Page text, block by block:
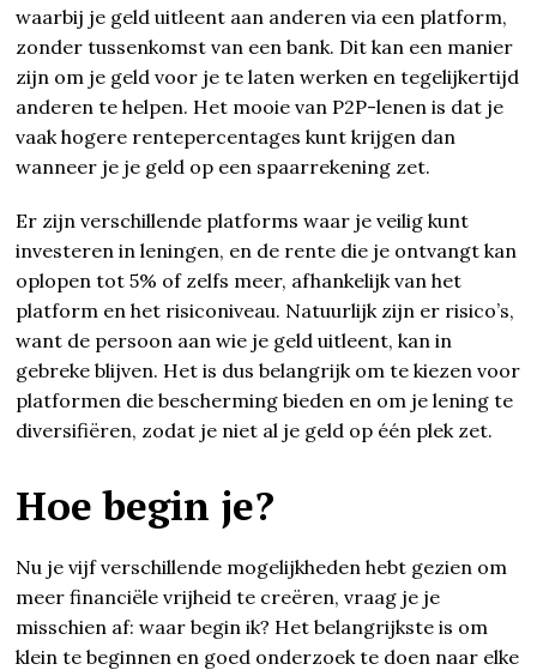
waarbij je geld uitleent aan anderen via een platform,
zonder tussenkomst van een bank. Dit kan een manier
zijn om je geld voor je te laten werken en tegelijkertijd
anderen te helpen. Het mooie van P2P-lenen is dat je
vaak hogere rentepercentages kunt krijgen dan
wanneer je je geld op een spaarrekening zet.
Er zijn verschillende platforms waar je veilig kunt
investeren in leningen, en de rente die je ontvangt kan
oplopen tot 5% of zelfs meer, afhankelijk van het
platform en het risiconiveau. Natuurlijk zijn er risico’s,
want de persoon aan wie je geld uitleent, kan in
gebreke blijven. Het is dus belangrijk om te kiezen voor
platformen die bescherming bieden en om je lening te
diversifiëren, zodat je niet al je geld op één plek zet.
Hoe begin je?
Nu je vijf verschillende mogelijkheden hebt gezien om
meer financiële vrijheid te creëren, vraag je je
misschien af: waar begin ik? Het belangrijkste is om
klein te beginnen en goed onderzoek te doen naar elke